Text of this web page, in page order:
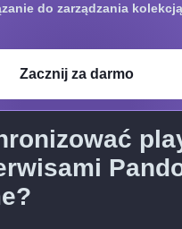
do zarządzania
Zacznij za darmo